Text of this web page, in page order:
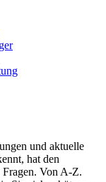
und aktuelle
hat den
Fragen. Von A-Z.